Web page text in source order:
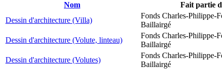
Nom
Fait partie
Dessin d'architecture (Villa)
Fonds Charles-Philippe-
Baillairgé
Dessin d'architecture (Volute, linteau)
Fonds Charles-Philippe-
Baillairgé
Dessin d'architecture (Volutes)
Fonds Charles-Philippe-
Baillairgé